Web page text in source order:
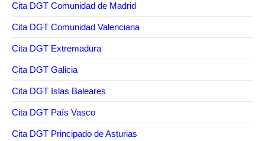
Cita DGT Comunidad de Madrid
Cita DGT Comunidad Valenciana
Cita DGT Extremadura
Cita DGT Galicia
Cita DGT Islas Baleares
Cita DGT País Vasco
Cita DGT Principado de Asturias